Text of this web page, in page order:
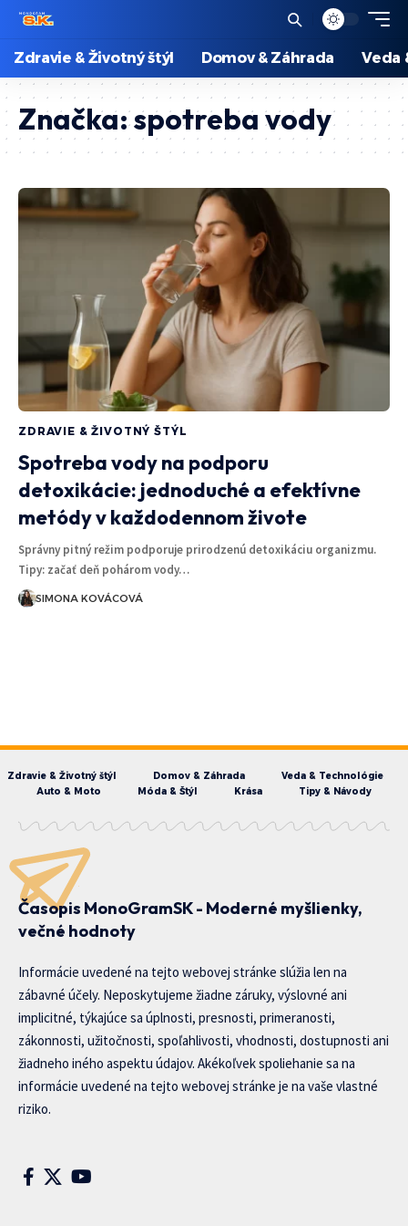
Zdravie & Životný štýl Domov & Záhrada Veda
Značka:spotreba vody
ZDRAVIE & ŽIVOTNÝ ŠTÝL
Spotreba vody na podporu
detoxikácie: jednoduché a efektívne
metódy v každodennom živote
Správny pitný režim podporuje prirodzenú detoxikáciu organizmu.
Tipy: začať deň pohárom vody…
SIMONA KOVÁCOVÁ
Zdravie & Životný štýl Domov & Záhrada
Veda & Technológie
Auto & Moto
Móda & Štýl Krása Tipy & Návody
Časopis MonoGramSK - Moderné myšlienky,
večné hodnoty
Informácie uvedené na tejto webovej stránke slúžia len na
zábavné účely. Neposkytujeme žiadne záruky, výslovné ani
implicitné, týkajúce sa úplnosti, presnosti, primeranosti,
zákonnosti, užitočnosti, spoľahlivosti, vhodnosti, dostupnosti ani
žiadneho iného aspektu údajov. Akékoľvek spoliehanie sa na
informácie uvedené na tejto webovej stránke je na vaše vlastné
riziko.